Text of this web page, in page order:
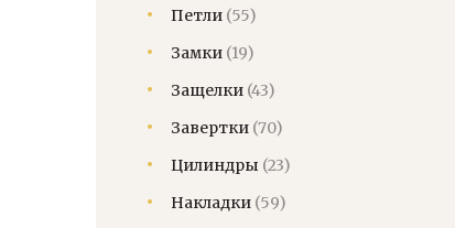
Петли (55)
Замки (19)
Защелки (43)
Завертки (70)
Цилиндры (23)
Накладки (59)